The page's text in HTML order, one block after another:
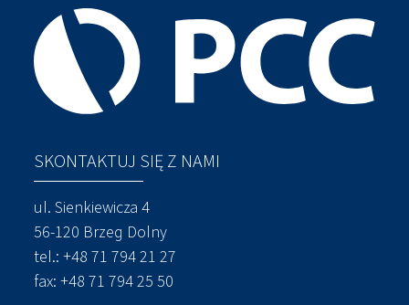
SKONTAKTUJ SIĘ Z NAMI
ul. Sienkiewicza 4
56-120 Brzeg Dolny
tel.:+48 71 794 21 27
fax: +48 71 794 25 50